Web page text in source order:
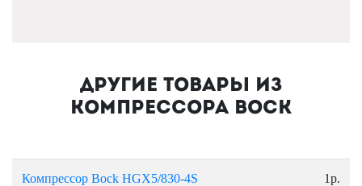
Другие товары из
Компрессора Bock
Компрессор Bock HGX5/830-4S 1р.